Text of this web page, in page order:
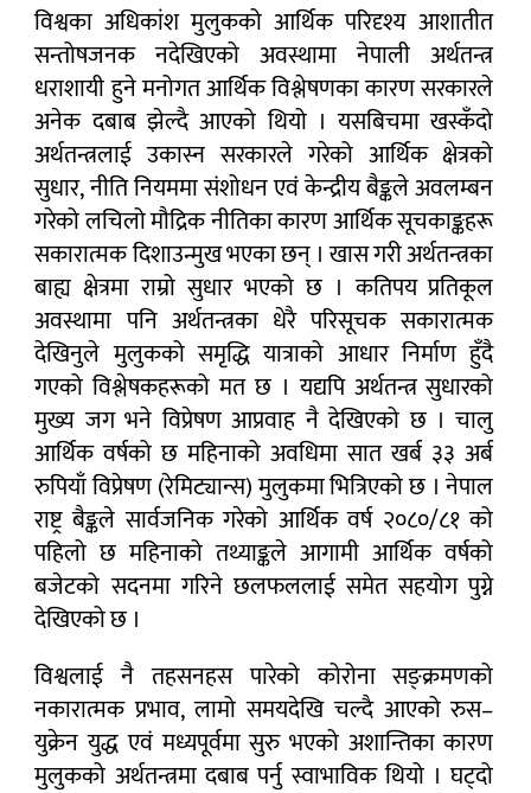
विश्वका अधिकांश मुलुकको आर्थिक परिदृश्य आशातीत
सन्तोषजनक नदेखिएको अवस्थामा नेपाली अर्थतन्त्र
धराशायी हुने मनोगत आर्थिक विश्लेषणका कारण सरकारले
अनेक दबाब झेल्दै आएको थियो । यसबिचमा खस्कँदो
अर्थतन्त्रलाई उकास्न सरकारले गरेको आर्थिक क्षेत्रको
सुधार, नीति नियममा संशोधन एवं केन्द्रीय बैङ्कले अवलम्बन
गरेको लचिलो मौद्रिक नीतिका कारण आर्थिक सूचकाङ्कहरू
सकारात्मक दिशाउन्मुख भएका छन् । खास गरी अर्थतन्त्रका
बाह्य क्षेत्रमा राम्रो सुधार भएको छ । कतिपय प्रतिकूल
अवस्थामा पनि अर्थतन्त्रका धेरै परिसूचक सकारात्मक
देखिनुले मुलुकको समृद्धि यात्राको आधार निर्माण हुँदै
गएको विश्लेषकहरूको मत छ । यद्यपि अर्थतन्त्र सुधारको
मुख्य जग भने विप्रेषण आप्रवाह नै देखिएको छ । चालु
आर्थिक वर्षको छ महिनाको अवधिमा सात खर्ब ३३ अर्ब
रुपियाँ विप्रेषण (रेमिट्यान्स) मुलुकमा भित्रिएको छ । नेपाल
राष्ट्र बैङ्कले सार्वजनिक गरेको आर्थिक वर्ष २०८०/८१ को
पहिलो छ महिनाको तथ्याङ्कले आगामी आर्थिक वर्षको
बजेटको सदनमा गरिने छलफललाई समेत सहयोग पुग्ने
देखिएको छ ।
विश्वलाई नै तहसनहस पारेको कोरोना सङ्क्रमणको
नकारात्मक प्रभाव, लामो समयदेखि चल्दै आएको रुस–
युक्रेन युद्ध एवं मध्यपूर्वमा सुरु भएको अशान्तिका कारण
मुलुकको अर्थतन्त्रमा दबाब पर्नु स्वाभाविक थियो । घट्दो